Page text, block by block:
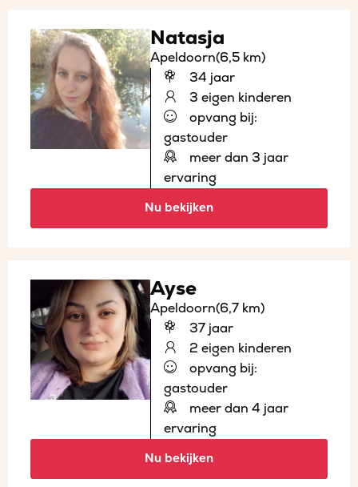
Natasja
Apeldoorn(6,5 km)
34 jaar
3 eigen kinderen
opvang bij:
gastouder
meer dan 3 jaar
ervaring
Nu bekijken
Ayse
Apeldoorn(6,7 km)
37 jaar
2 eigen kinderen
opvang bij:
gastouder
meer dan 4 jaar
ervaring
Nu bekijken